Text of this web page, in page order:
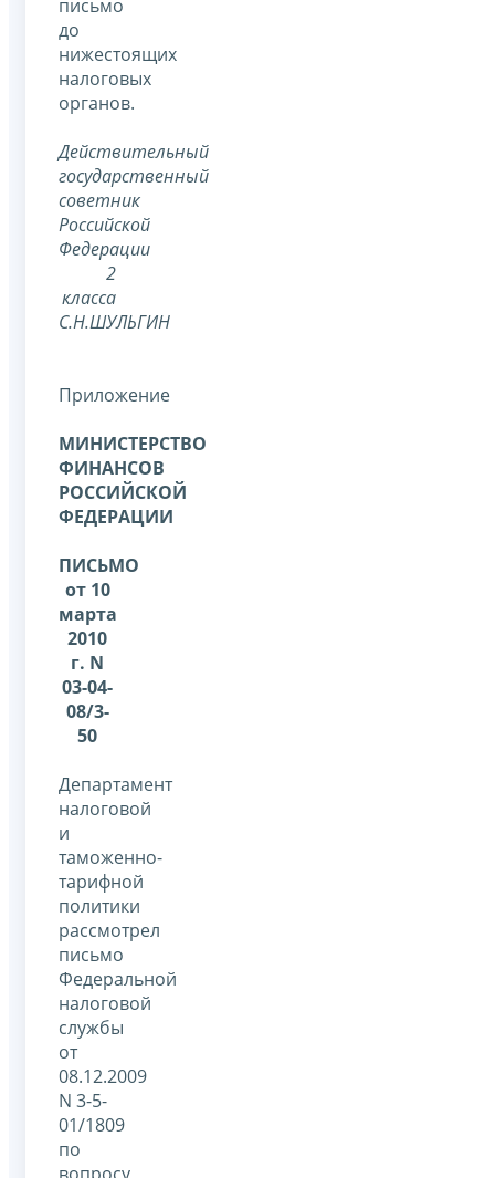
письмо
до
нижестоящих
налоговых
органов.
Действительный
государственный
советник
Российской
Федерации
2
класса
С.Н.ШУЛЬГИН
Приложение
МИНИСТЕРСТВО
ФИНАНСОВ
РОССИЙСКОЙ
ФЕДЕРАЦИИ
ПИСЬМО
от 10
марта
2010
г. N
03-04-
08/3-
50
Департамент
налоговой
и
таможенно-
тарифной
политики
рассмотрел
письмо
Федеральной
налоговой
службы
от
08.12.2009
N 3-5-
01/1809
по